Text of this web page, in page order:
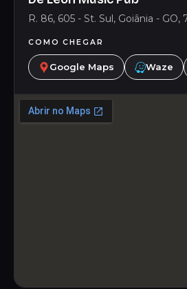
R. 86, 605 - St. Sul, Goiânia - GO,
COMO CHEGAR
Google Maps Waze